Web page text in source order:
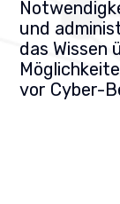
und
das Wissen
vor Cyber-